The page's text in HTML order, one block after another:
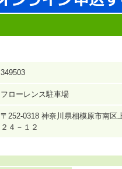
349503
フローレンス駐車場
〒252-0318 神奈川県相模原市南区
２４－１２